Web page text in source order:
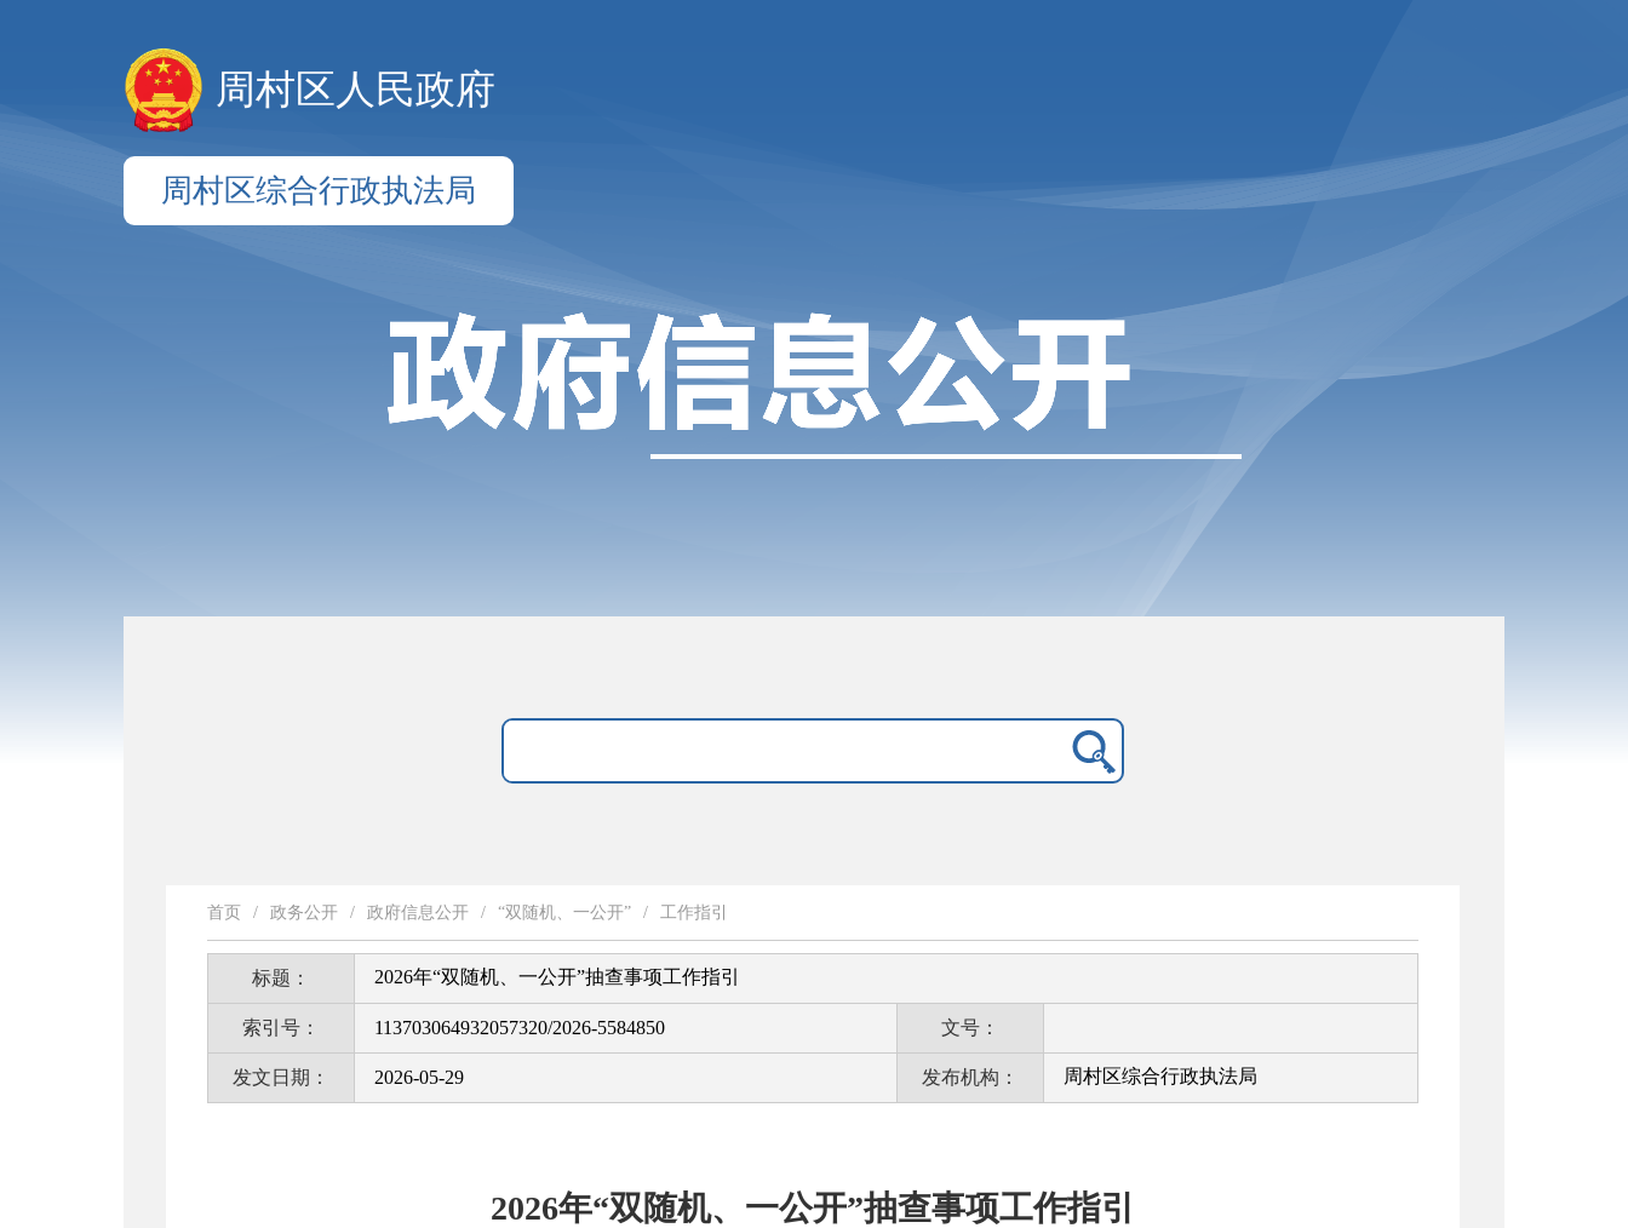
周村区人民政府
周村区综合行政执法局
首页 / 政务公开 / 政府信息公开 / “双随机、一公开” / 工作指引
标题： 2026年“双随机、一公开”抽查事项工作指引
索引号： 113703064932057320/2026-5584850 文号：
发文日期： 2026-05-29 发布机构： 周村区综合行政执法局
2026年“双随机、一公开”抽查事项工作指引